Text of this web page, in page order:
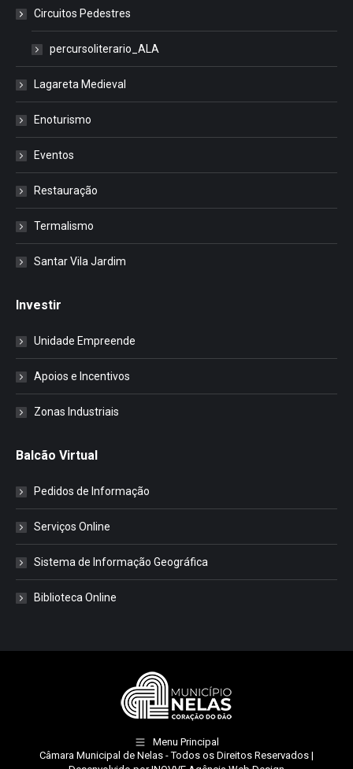
Circuitos Pedestres
percursoliterario_ALA
Lagareta Medieval
Enoturismo
Eventos
Restauração
Termalismo
Santar Vila Jardim
Investir
Unidade Empreende
Apoios e Incentivos
Zonas Industriais
Balcão Virtual
Pedidos de Informação
Serviços Online
Sistema de Informação Geográfica
Biblioteca Online
Menu Principal
Câmara Municipal de Nelas - Todos os Direitos Reservados |